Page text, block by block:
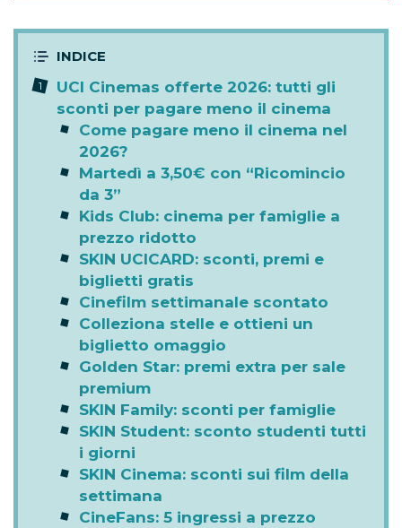
UCI Cinemas offerte 2026: tutti gli
sconti per pagare meno il cinema
Come pagare meno il cinema nel
2026?
Martedì a 3,50€ con “Ricomincio
da 3”
Kids Club: cinema per famiglie a
prezzo ridotto
SKIN UCICARD: sconti, premi e
biglietti gratis
Cinefilm settimanale scontato
Colleziona stelle e ottieni un
biglietto omaggio
Golden Star: premi extra per sale
premium
SKIN Family: sconti per famiglie
SKIN Student: sconto studenti tutti
i giorni
SKIN Cinema: sconti sui film della
settimana
CineFans: 5 ingressi a prezzo